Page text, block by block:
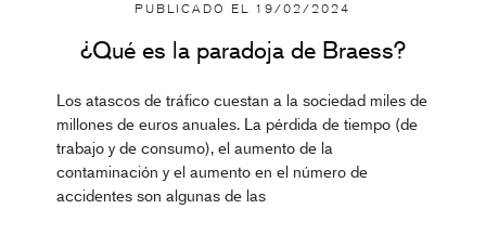
PUBLICADO EL 19/02/2024
¿Qué es la paradoja de Braess?
Los atascos de tráfico cuestan a la sociedad miles de
millones de euros anuales. La pérdida de tiempo (de
trabajo y de consumo), el aumento de la
contaminación y el aumento en el número de
accidentes son algunas de las